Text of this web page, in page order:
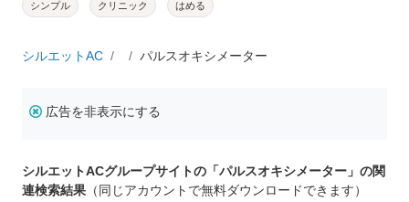
シンプル クリニック はめる
シルエットAC パルスオキシメーター
広告を非表示にする
シルエットACグループサイトの「パルスオキシメーター」の関
連検索結果 （同じアカウントで無料ダウンロードできます）